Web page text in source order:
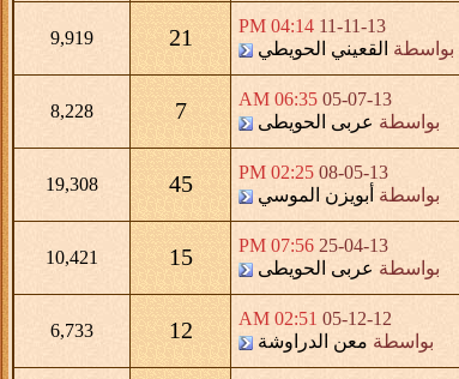
11-11-13
04:14 PM
بواسطة القعيني الحويطي 21
9,919
05-07-13
06:35 AM
بواسطة عربى الحويطى 7
8,228
08-05-13
02:25 PM
بواسطة أبويزن الموسي 45
19,308
25-04-13
07:56 PM
بواسطة عربى الحويطى 15
10,421
05-12-12
02:51 AM
بواسطة معن الدراوشة 12
6,733